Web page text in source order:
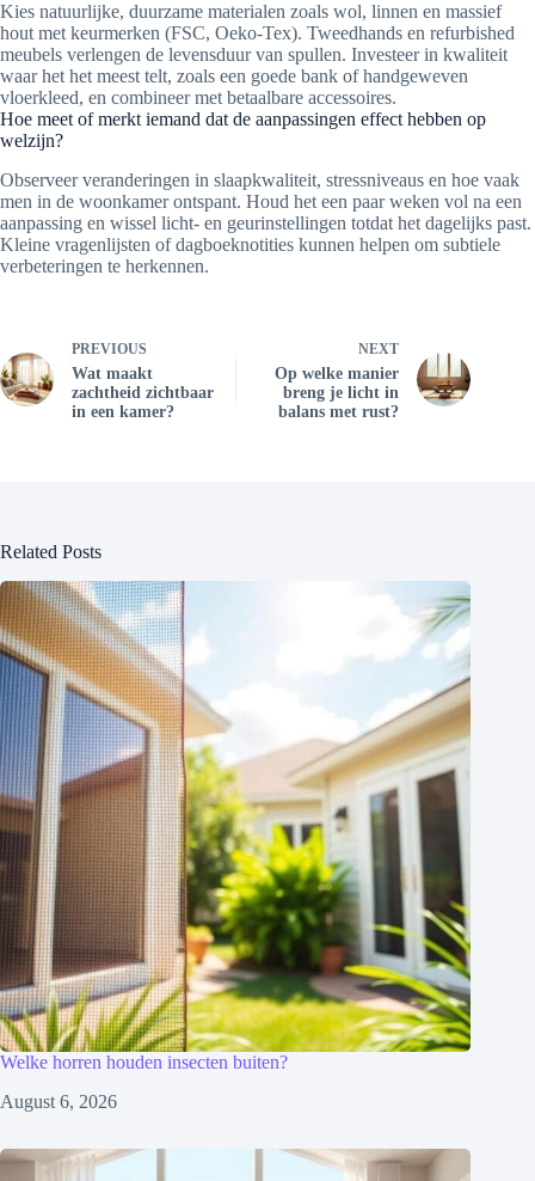
Kies natuurlijke, duurzame materialen zoals wol, linnen en massief
hout met keurmerken (FSC, Oeko‑Tex). Tweedhands en refurbished
meubels verlengen de levensduur van spullen. Investeer in kwaliteit
waar het het meest telt, zoals een goede bank of handgeweven
vloerkleed, en combineer met betaalbare accessoires.
Hoe meet of merkt iemand dat de aanpassingen effect hebben op
welzijn?
Observeer veranderingen in slaapkwaliteit, stressniveaus en hoe vaak
men in de woonkamer ontspant. Houd het een paar weken vol na een
aanpassing en wissel licht- en geurinstellingen totdat het dagelijks past.
Kleine vragenlijsten of dagboeknotities kunnen helpen om subtiele
verbeteringen te herkennen.
PREVIOUS
Wat maakt
zachtheid zichtbaar
in een kamer?
NEXT
Op welke manier
breng je licht in
balans met rust?
Related Posts
Welke horren houden insecten buiten?
August 6, 2026